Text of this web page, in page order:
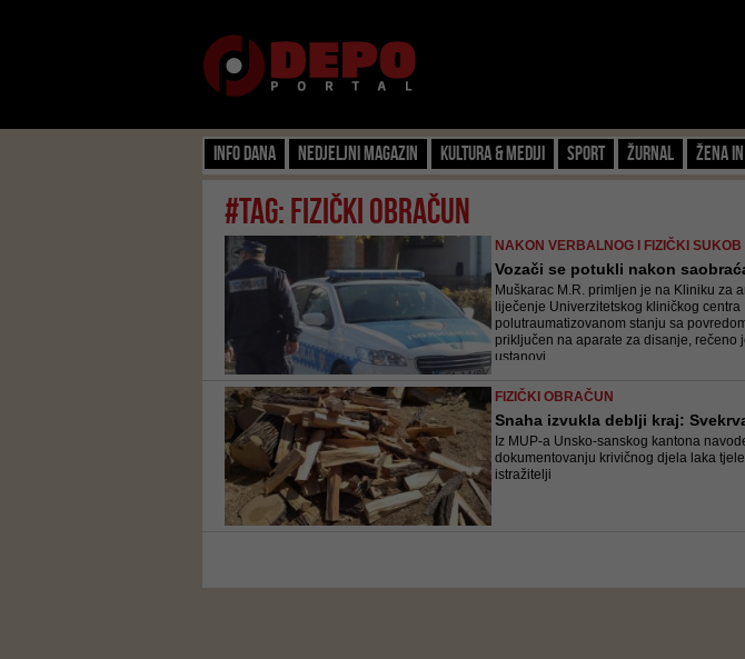
Info dana Nedjeljni magazin Kultura & Mediji Sport Žurnal Žena IN
#tag: fizički obračun
NAKON VERBALNOG I FIZIČKI SUKOB
Vozači se potukli nakon
Muškarac M.R. primljen je na Kliniku za
liječenje Univerzitetskog kliničkog
polutraumatizovanom stanju sa
priključen na aparate za disanje, rečeno
ustanovi
FIZIČKI OBRAČUN
Snaha izvukla deblji kraj:
Iz MUP-a Unsko-sanskog kantona
dokumentovanju krivičnog djela laka
istražitelji